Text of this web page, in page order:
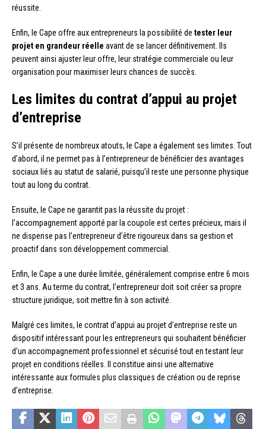
réussite.
Enfin, le Cape offre aux entrepreneurs la possibilité de tester leur
projet en grandeur réelle avant de se lancer définitivement. Ils
peuvent ainsi ajuster leur offre, leur stratégie commerciale ou leur
organisation pour maximiser leurs chances de succès.
Les limites du contrat d’appui au projet
d’entreprise
S’il présente de nombreux atouts, le Cape a également ses limites. Tout
d’abord, il ne permet pas à l’entrepreneur de bénéficier des avantages
sociaux liés au statut de salarié, puisqu’il reste une personne physique
tout au long du contrat.
Ensuite, le Cape ne garantit pas la réussite du projet :
l’accompagnement apporté par la coupole est certes précieux, mais il
ne dispense pas l’entrepreneur d’être rigoureux dans sa gestion et
proactif dans son développement commercial.
Enfin, le Cape a une durée limitée, généralement comprise entre 6 mois
et 3 ans. Au terme du contrat, l’entrepreneur doit soit créer sa propre
structure juridique, soit mettre fin à son activité.
Malgré ces limites, le contrat d’appui au projet d’entreprise reste un
dispositif intéressant pour les entrepreneurs qui souhaitent bénéficier
d’un accompagnement professionnel et sécurisé tout en testant leur
projet en conditions réelles. Il constitue ainsi une alternative
intéressante aux formules plus classiques de création ou de reprise
d’entreprise.